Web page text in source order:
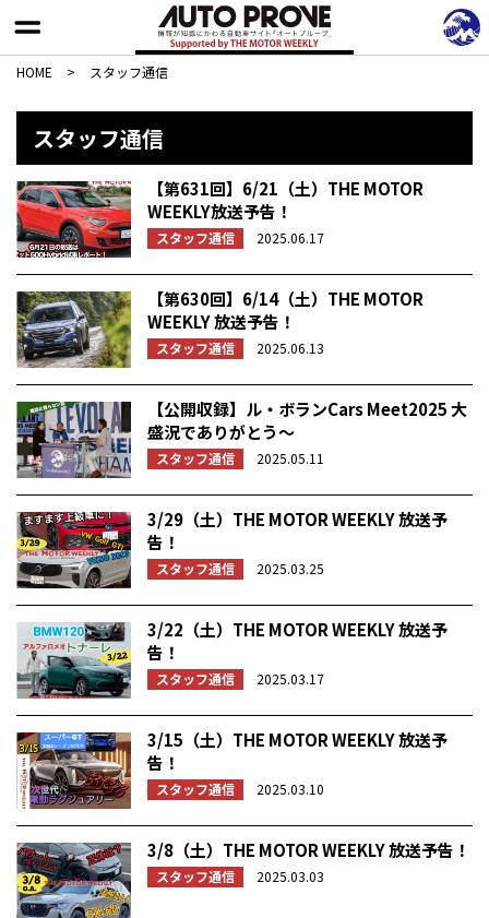
HOME > スタッフ通信
スタッフ通信
【第631回】6/21（土）THE MOTOR
WEEKLY放送予告！
スタッフ通信 2025.06.17
【第630回】6/14（土）THE MOTOR
WEEKLY 放送予告！
スタッフ通信 2025.06.13
【公開収録】ル・ボランCars Meet2025 大
盛況でありがとう〜
スタッフ通信 2025.05.11
3/29（土）THE MOTOR WEEKLY 放送予
告！
スタッフ通信 2025.03.25
3/22（土）THE MOTOR WEEKLY 放送予
告！
スタッフ通信 2025.03.17
3/15（土）THE MOTOR WEEKLY 放送予
告！
スタッフ通信 2025.03.10
3/8（土）THE MOTOR WEEKLY 放送予告！
スタッフ通信 2025.03.03